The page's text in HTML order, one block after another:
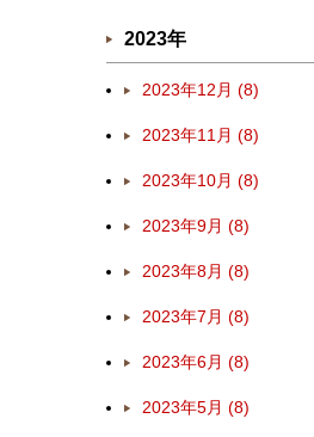
2023年
2023年12月 (8)
2023年11月 (8)
2023年10月 (8)
2023年9月 (8)
2023年8月 (8)
2023年7月 (8)
2023年6月 (8)
2023年5月 (8)